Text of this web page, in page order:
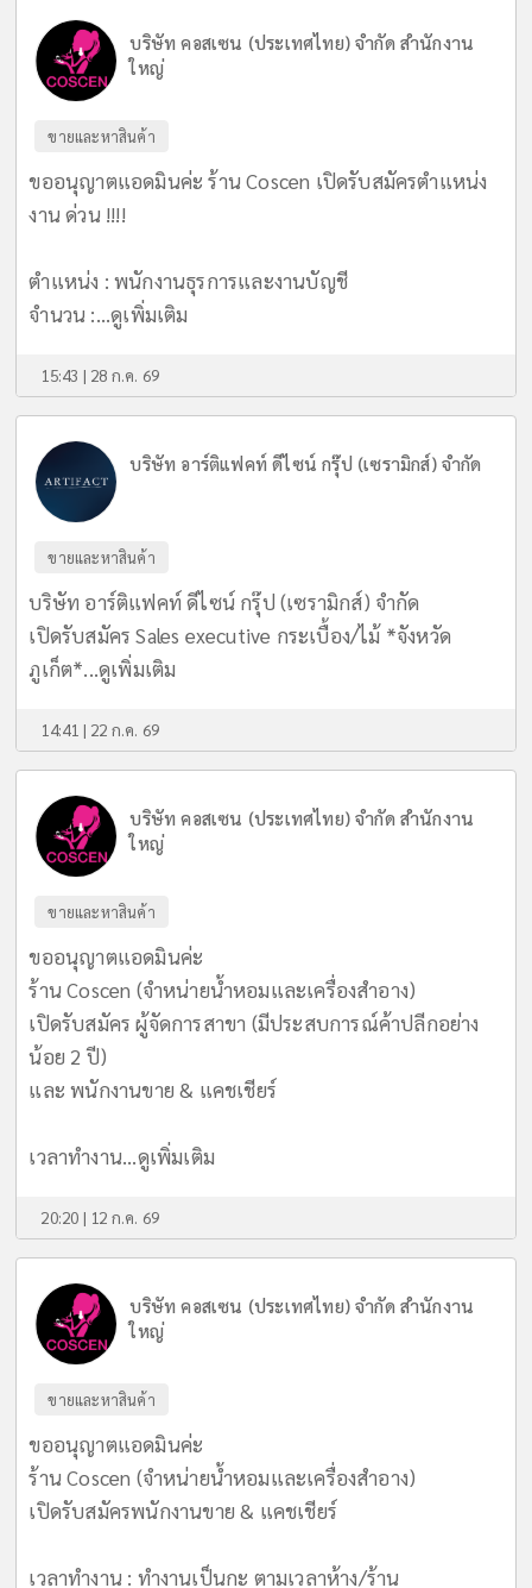
บริษัท คอสเซน (ประเทศไทย) จำกัด สำนักงาน
ใหญ่
ขายและหาสินค้า
ขออนุญาตแอดมินค่ะ ร้าน Coscen เปิดรับสมัครตำแหน่ง
งาน ด่วน !!!!
ตำแหน่ง : พนักงานธุรการและงานบัญชี
จำนวน :...ดูเพิ่มเติม
15:43 | 28 ก.ค. 69
บริษัท อาร์ติแฟคท์ ดีไซน์ กรุ๊ป (เซรามิกส์) จำกัด
ขายและหาสินค้า
บริษัท อาร์ติแฟคท์ ดีไซน์ กรุ๊ป (เซรามิกส์) จำกัด
เปิดรับสมัคร Sales executive กระเบื้อง/ไม้ *จังหวัด
ภูเก็ต*...ดูเพิ่มเติม
14:41 | 22 ก.ค. 69
บริษัท คอสเซน (ประเทศไทย) จำกัด สำนักงาน
ใหญ่
ขายและหาสินค้า
ขออนุญาตแอดมินค่ะ
ร้าน Coscen (จำหน่ายน้ำหอมและเครื่องสำอาง)
เปิดรับสมัคร ผู้จัดการสาขา (มีประสบการณ์ค้าปลีกอย่าง
น้อย 2 ปี)
และ พนักงานขาย & แคชเชียร์
เวลาทำงาน...ดูเพิ่มเติม
20:20 | 12 ก.ค. 69
บริษัท คอสเซน (ประเทศไทย) จำกัด สำนักงาน
ใหญ่
ขายและหาสินค้า
ขออนุญาตแอดมินค่ะ
ร้าน Coscen (จำหน่ายน้ำหอมและเครื่องสำอาง)
เปิดรับสมัครพนักงานขาย & แคชเชียร์
เวลาทำงาน : ทำงานเป็นกะ ตามเวลาห้าง/ร้าน